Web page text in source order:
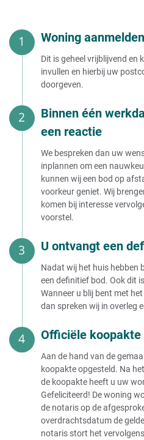
Woning aanmelden
Dit is geheel vrijblijvend en
invullen en hierbij uw
doorgeven.
Binnen één
een reactie
We bespreken dan uw
inplannen om een
kunnen wij een bod op
voorkeur geniet. Wij
komen bij interesse
voorstel.
U ontvangt een
Nadat wij het huis hebben
een definitief bod. Ook dit
Wanneer u blij bent met
dan spreken wij in overleg
Officiële
Aan de hand van de
koopakte opgesteld. Na
de koopakte heeft u uw
Gefeliciteerd! De woning
de notaris op de
overdrachtsdatum de
notaris stort het